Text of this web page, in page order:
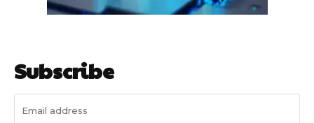
Subscribe